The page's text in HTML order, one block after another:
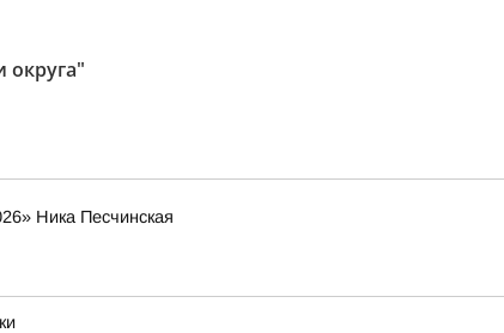
округа"
Ника Песчинская